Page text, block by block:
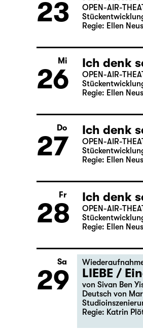
23
OPEN-AIR-
Regie: Ellen
Mi
26
Ich denk
OPEN-AIR-
Regie: Ellen
Do
27
Ich denk
OPEN-AIR-
Regie: Ellen
Fr
28
Ich denk
OPEN-AIR-
Regie: Ellen
Sa
29 LIEBE /
von Sivan Ben
Deutsch von
Regie: Katrin